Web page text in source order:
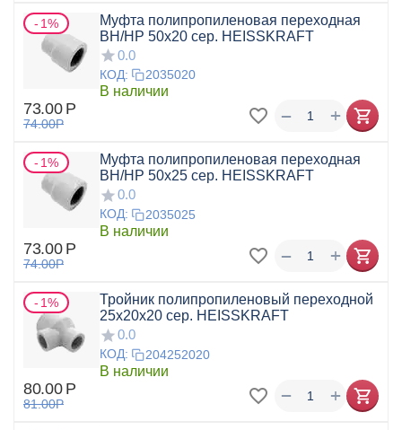
1%
Муфта полипропиленовая переходная
ВН/НР 50x20 сер. HEISSKRAFT
0.0
КОД: 2035020
В наличии
73.00 Р
74.00Р +
−
1%
Муфта полипропиленовая переходная
ВН/НР 50x25 сер. HEISSKRAFT
0.0
КОД: 2035025
В наличии
73.00 Р
74.00Р +
−
1%
Тройник полипропиленовый переходной
25x20x20 сер. HEISSKRAFT
0.0
КОД: 204252020
В наличии
80.00 Р
81.00Р +
−